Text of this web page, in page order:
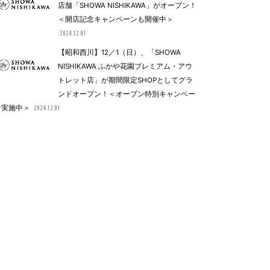
店舗「SHOWA NISHIKAWA」がオープン！
＜開店記念キャンペーンも開催中＞
2024.12.01
【昭和西川】12／1（日）、「SHOWA
NISHIKAWA ふかや花園プレミアム・アウ
トレット店」が期間限定SHOPとしてグラ
ンドオープン！＜オープン特別キャンペー
施中＞
2024.12.01